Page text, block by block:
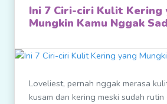
Ini 7 Ciri-ciri Kulit Kering
Mungkin Kamu Nggak
Loveliest, pernah nggak merasa
kusam dan kering meski sudah